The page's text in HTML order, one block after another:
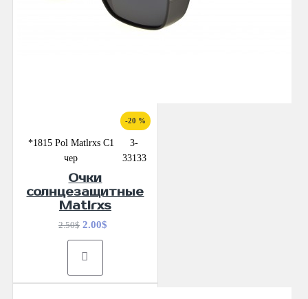
-20 %
*1815 Pol Matlrxs С1
чер
3-
33133
Очки
солнцезащитные
Matlrxs
2.50$ 2.00$